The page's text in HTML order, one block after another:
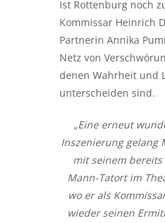
Ist Rottenburg noch
Kommissar Heinrich
Partnerin Annika
Netz von
denen Wahrheit und
unterscheiden sind.
„Eine erneut
Inszenierung gelang
mit seinem
Mann-Tatort im
wo er als
wieder seinen